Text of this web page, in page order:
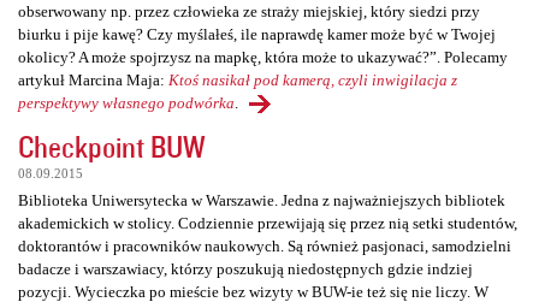
obserwowany np. przez człowieka ze straży miejskiej, który siedzi przy
biurku i pije kawę? Czy myślałeś, ile naprawdę kamer może być w Twojej
okolicy? A może spojrzysz na mapkę, która może to ukazywać?”. Polecamy
artykuł Marcina Maja: Ktoś nasikał pod kamerą, czyli inwigilacja z
perspektywy własnego podwórka
Checkpoint BUW
08.09.2015
Biblioteka Uniwersytecka w Warszawie. Jedna z najważniejszych bibliotek
akademickich w stolicy. Codziennie przewijają się przez nią setki studentów,
doktorantów i pracowników naukowych. Są również pasjonaci, samodzielni
badacze i warszawiacy, którzy poszukują niedostępnych gdzie indziej
pozycji. Wycieczka po mieście bez wizyty w BUW-ie też się nie liczy. W